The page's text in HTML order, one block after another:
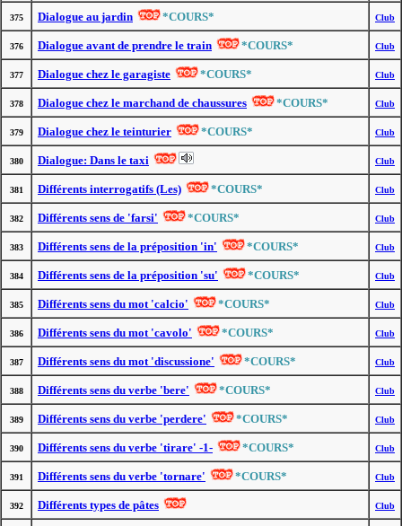
375 Dialogue au jardin *COURS* Club
376 Dialogue avant de prendre le train *COURS* Club
377 Dialogue chez le garagiste *COURS* Club
378 Dialogue chez le marchand de chaussures *COURS* Club
379 Dialogue chez le teinturier *COURS* Club
380 Dialogue: Dans le taxi Club
381 Différents interrogatifs (Les) *COURS* Club
382 Différents sens de 'farsi' *COURS* Club
383 Différents sens de la préposition 'in' *COURS* Club
384 Différents sens de la préposition 'su' *COURS* Club
385 Différents sens du mot 'calcio' *COURS* Club
386 Différents sens du mot 'cavolo' *COURS* Club
387 Différents sens du mot 'discussione' *COURS* Club
388 Différents sens du verbe 'bere' *COURS* Club
389 Différents sens du verbe 'perdere' *COURS* Club
390 Différents sens du verbe 'tirare' -1- *COURS* Club
391 Différents sens du verbe 'tornare' *COURS* Club
392 Différents types de pâtes Club